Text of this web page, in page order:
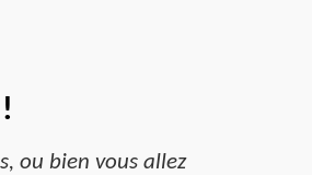
ou bien vous allez